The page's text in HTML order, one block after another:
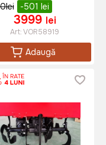
lei -501 lei
3999 lei
Art:VOR58919
Adaugă